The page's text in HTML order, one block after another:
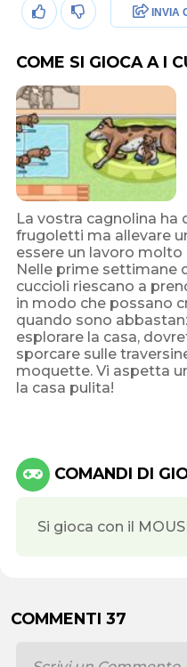
INVIA
COME SI GIOCA A I
La vostra cagnolina ha
frugoletti ma allevare
essere un lavoro
Nelle prime settimane
cuccioli riescano a
in modo che possano
quando sono
esplorare la casa,
sporcare sulle
moquette. Vi aspetta
la casa pulita!
COMANDI DI
Si gioca con il
COMMENTI 37